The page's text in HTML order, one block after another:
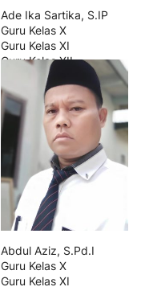
Ade Ika Sartika, S.IP
Guru Kelas X
Guru Kelas XI
Guru Kelas XII
Abdul Aziz, S.Pd.I
Guru Kelas X
Guru Kelas XI